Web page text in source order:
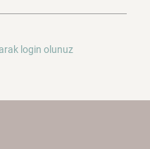
login olunuz